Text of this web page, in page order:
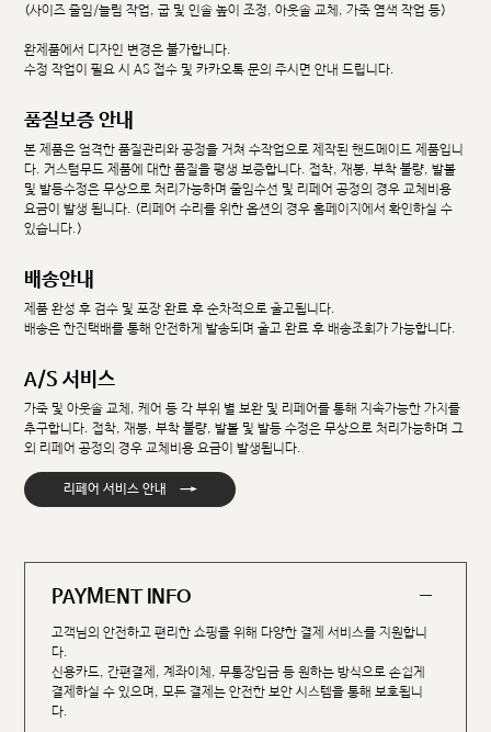
(사이즈 줄임/늘림 작업, 굽 및 인솔 높이 조정, 아웃솔 교체, 가죽 염색 작업 등)
완제품에서 디자인 변경은 불가합니다.
수정 작업이 필요 시 AS 접수 및 카카오톡 문의 주시면 안내 드립니다.
품질보증 안내
본 제품은 엄격한 품질관리와 공정을 거쳐 수작업으로 제작된 핸드메이드 제품입니
다. 커스텀무드 제품에 대한 품질을 평생 보증합니다. 접착, 재봉, 부착 불량, 발볼
및 발등수정은 무상으로 처리가능하며 줄임수선 및 리페어 공정의 경우 교체비용
요금이 발생 됩니다. (리페어 수리를 위한 옵션의 경우 홈페이지에서 확인하실 수
있습니다.)
배송안내
제품 완성 후 검수 및 포장 완료 후 순차적으로 출고됩니다.
배송은 한진택배를 통해 안전하게 발송되며 출고 완료 후 배송조회가 가능합니다.
A/S 서비스
가죽 및 아웃솔 교체, 케어 등 각 부위 별 보완 및 리페어를 통해 지속가능한 가치를
추구합니다. 접착, 재봉, 부착 불량, 발볼 및 발등 수정은 무상으로 처리가능하며 그
외 리페어 공정의 경우 교체비용 요금이 발생됩니다.
리페어 서비스 안내 →
PAYMENT INFO
고객님의 안전하고 편리한 쇼핑을 위해 다양한 결제 서비스를 지원합니
다.
신용카드, 간편결제, 계좌이체, 무통장입금 등 원하는 방식으로 손쉽게
결제하실 수 있으며, 모든 결제는 안전한 보안 시스템을 통해 보호됩니
다.